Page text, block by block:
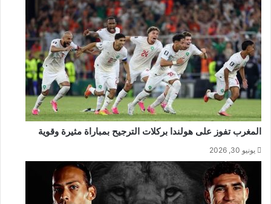
المغرب تفوز على هولندا بركلات الترجيح بمباراة مثيرة وقوية
يونيو 30, 2026